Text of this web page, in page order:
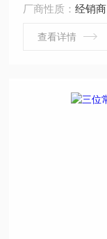
旋向
厂商性质：经销商
查看详情